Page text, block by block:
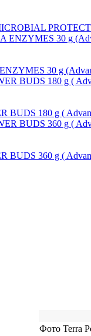
30 g
BUDS 180 g (
BUDS 360 g (
Фото Terra